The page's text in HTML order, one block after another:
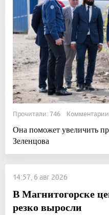
Прочитали: 746
Она поможет увеличить
Зеленцова
14:57, 6 авг 2026
В Магнитогорске
резко выросли